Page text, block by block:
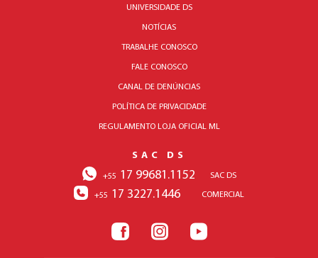
UNIVERSIDADE DS
NOTÍCIAS
TRABALHE CONOSCO
FALE CONOSCO
CANAL DE DENÚNCIAS
POLÍTICA DE PRIVACIDADE
REGULAMENTO LOJA OFICIAL ML
SAC DS
+55 17 99681.1152 SAC DS
+55 17 3227.1446 COMERCIAL